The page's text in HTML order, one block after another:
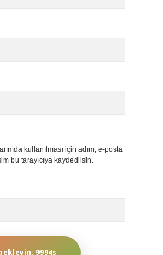
kullanılması için adım, e-posta
bu tarayıcıya kaydedilsin.